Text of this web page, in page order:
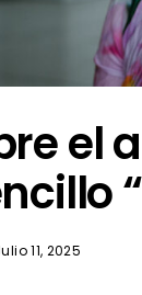
el
11, 2025